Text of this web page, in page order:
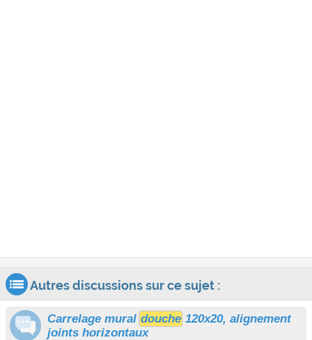
Autres discussions sur ce sujet :
Carrelage mural douche 120x20, alignement
joints horizontaux